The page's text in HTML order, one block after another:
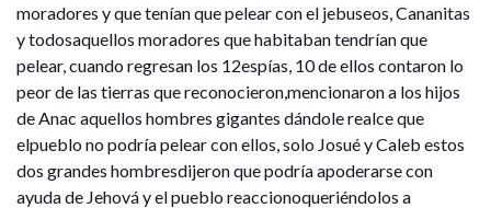
moradores y que tenían que pelear con el jebuseos, Cananitas
y todosaquellos moradores que habitaban tendrían que
pelear, cuando regresan los 12espías, 10 de ellos contaron lo
peor de las tierras que reconocieron,mencionaron a los hijos
de Anac aquellos hombres gigantes dándole realce que
elpueblo no podría pelear con ellos, solo Josué y Caleb estos
dos grandes hombresdijeron que podría apoderarse con
ayuda de Jehová y el pueblo reaccionoqueriéndolos a